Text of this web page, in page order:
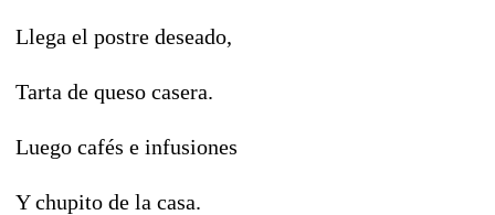
Llega el postre deseado,
Tarta de queso casera.
Luego cafés e infusiones
Y chupito de la casa.